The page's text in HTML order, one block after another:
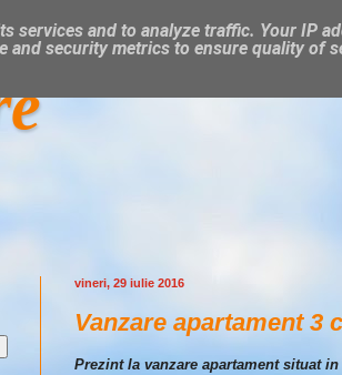
vineri, 29 iulie 2016
Vanzare apartament 3
Prezint la vanzare apartament situat
services and to analyze traffic. Your IP
and security metrics to ensure quality of